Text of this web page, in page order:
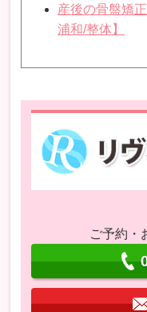
産後の骨盤矯
浦和/整体】
ご予約・